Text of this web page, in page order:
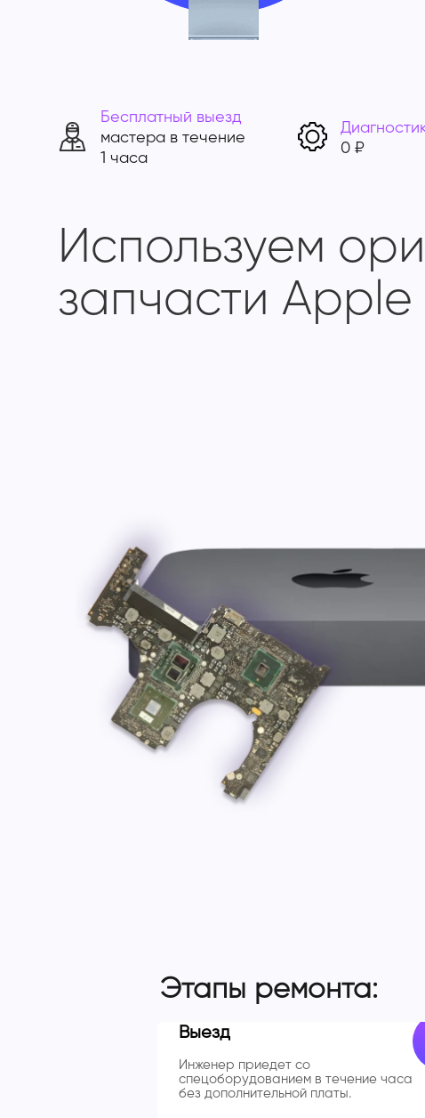
Бесплатный выезд
мастера в течение
1 часа
0 ₽
Используем
запчасти Apple
Этапы ремонта:
Выезд
Инженер приедет со
спецоборудованием в течение часа
без дополнительной платы.